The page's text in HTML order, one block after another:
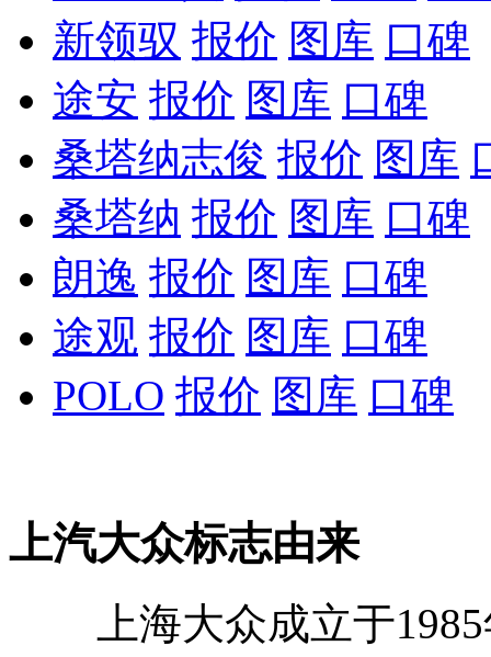
新领驭 报价 图库 口碑
途安 报价 图库 口碑
桑塔纳志俊 报价 图库
桑塔纳 报价 图库 口碑
朗逸 报价 图库 口碑
途观 报价 图库 口碑
POLO 报价 图库 口碑
上汽大众标志由来
上海大众成立于1985